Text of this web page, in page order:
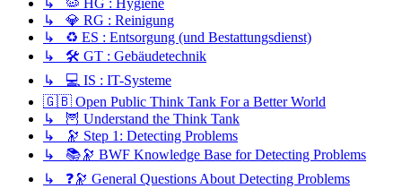
↳ 🦠 HG : Hygiene
↳ 💎 RG : Reinigung
↳ ♻️ ES : Entsorgung (und Bestattungsdienst)
↳ 🛠️ GT : Gebäudetechnik
↳ 💻 IS : IT-Systeme
🇬🇧 Open Public Think Tank For a Better World
↳ 🦉 Understand the Think Tank
↳ 🔭 Step 1: Detecting Problems
↳ 📚🔭 BWF Knowledge Base for Detecting Problems
↳ ❓🔭 General Questions About Detecting Problems